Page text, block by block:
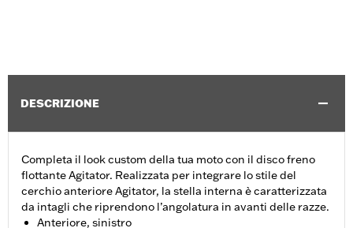
DESCRIZIONE
Completa il look custom della tua moto con il disco freno
flottante Agitator. Realizzata per integrare lo stile del
cerchio anteriore Agitator, la stella interna è caratterizzata
da intagli che riprendono l’angolatura in avanti delle razze.
Anteriore, sinistro